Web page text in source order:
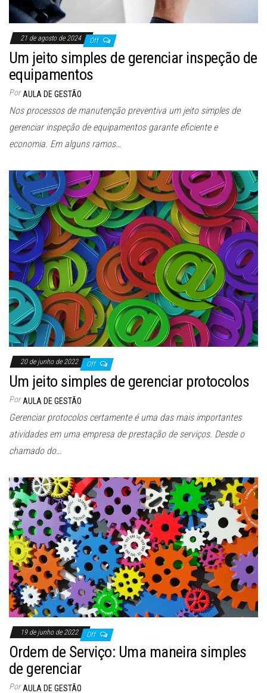
21 de agosto de 2024 Off
Um jeito simples de gerenciar inspeção de
equipamentos
Por AULA DE GESTÃO
Nos processos de manutenção preventiva um jeito simples de
gerenciar inspeção de equipamentos garante eficiente e
economia. Em alguns ramos…
20 de junho de 2022 Off
Um jeito simples de gerenciar protocolos
Por AULA DE GESTÃO
Gerenciar protocolos certamente é uma das mais importantes
atividades em uma empresa de prestação de serviços. Desde o
chamado do…
19 de junho de 2022 Off
Ordem de Serviço: Uma maneira simples
de gerenciar
Por AULA DE GESTÃO